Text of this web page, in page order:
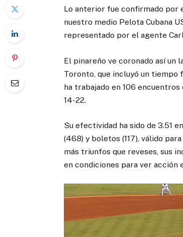
Lo anterior fue confirmado por
nuestro medio Pelota Cubana
representado por el agente
El pinareño ve coronado así un
Toronto, que incluyó un tiempo
ha trabajado en 106
14-22.
Su efectividad ha sido de 3.51
(468) y boletos (117), válido
más triunfos que reveses, sus
en condiciones para ver acción